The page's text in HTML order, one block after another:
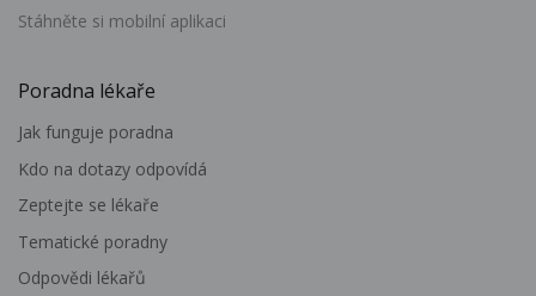
Stáhněte si mobilní aplikaci
Poradna lékaře
Jak funguje poradna
Kdo na dotazy odpovídá
Zeptejte se lékaře
Tematické poradny
Odpovědi lékařů